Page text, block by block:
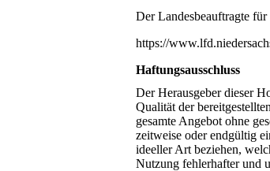
Der Landesbeauftragte
https://
Haftungsausschluss
Der Herausgeber dieser
Qualität der
gesamte Angebot ohne
zeitweise oder endgültig
ideeller Art beziehen,
Nutzung fehlerhafter und